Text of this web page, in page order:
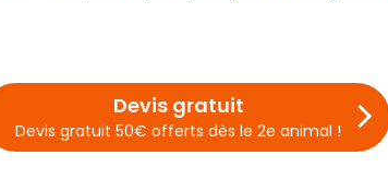
Devis gratuit
Devis gratuit 50€ offerts dès le 2e animal !